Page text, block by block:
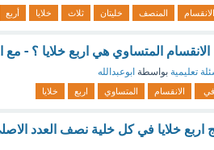
الانقسام المنصف خليتان ثلاث خلايا أربع
الانقسام المتساوي هي اربع خلايا ؟ -
تعليمية بواسطة ابوعبدالله
في الانقسام المتساوي اربع خلايا
اربع خلايا في كل خلية نصف العدد